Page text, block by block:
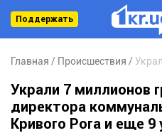
Поддержать
Главная Происшествия
Украли 7 миллионов
директора
Кривого Рога и еще 9